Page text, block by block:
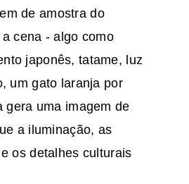
de amostra do
cena - algo como
japonês, tatame, luz
um gato laranja por
gera uma imagem de
a iluminação, as
os detalhes culturais